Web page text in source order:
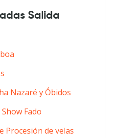
Salida
Nazaré y Óbidos
Fado
Procesión de velas